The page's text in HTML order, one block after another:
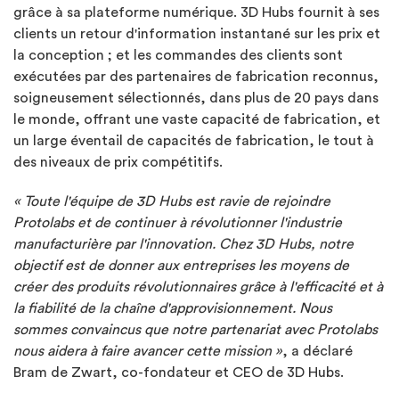
grâce à sa plateforme numérique. 3D Hubs fournit à ses
clients un retour d'information instantané sur les prix et
la conception ; et les commandes des clients sont
exécutées par des partenaires de fabrication reconnus,
soigneusement sélectionnés, dans plus de 20 pays dans
le monde, offrant une vaste capacité de fabrication, et
un large éventail de capacités de fabrication, le tout à
des niveaux de prix compétitifs.
« Toute l'équipe de 3D Hubs est ravie de rejoindre
Protolabs et de continuer à révolutionner l'industrie
manufacturière par l'innovation. Chez 3D Hubs, notre
objectif est de donner aux entreprises les moyens de
créer des produits révolutionnaires grâce à l'efficacité et à
la fiabilité de la chaîne d'approvisionnement. Nous
sommes convaincus que notre partenariat avec Protolabs
nous aidera à faire avancer cette mission », a déclaré
Bram de Zwart, co-fondateur et CEO de 3D Hubs.